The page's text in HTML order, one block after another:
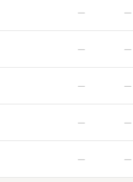
— —
— —
— —
— —
— —
— —
— —
— —
— —
— —